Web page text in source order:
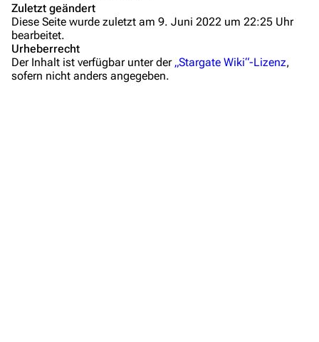
Kommerzielles
Hilfe
Zuletzt geändert
Diese Seite wurde zuletzt am 9. Juni 2022 um 22:25 Uhr
bearbeitet.
Urheberrecht
Der Inhalt ist verfügbar unter der „Stargate Wiki“-Lizenz,
sofern nicht anders angegeben.